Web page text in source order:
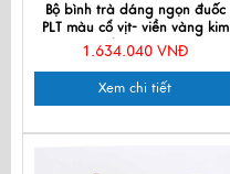
Bộ bình trà dáng ngọn đuốc
PLT màu cổ vịt- viền vàng kim
500ml MNV-TS593
1.634.040 VNĐ
Xem chi tiết